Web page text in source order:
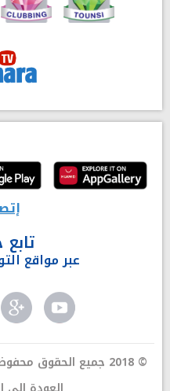
عبر مواقع
© 2018 جميع الحقوق محفوظة. راديو الجوهرة أف آم، تونس